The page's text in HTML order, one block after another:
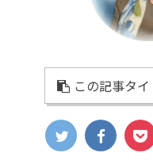
この記事タ